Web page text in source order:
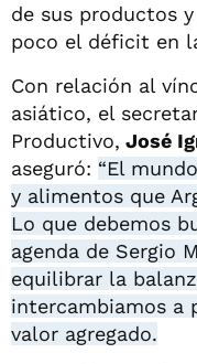
de sus productos
poco el déficit en
Con relación al
asiático, el
Productivo, José
aseguró: “El
y alimentos que
Lo que debemos
agenda de Sergio
equilibrar la
intercambiamos a
valor agregado.